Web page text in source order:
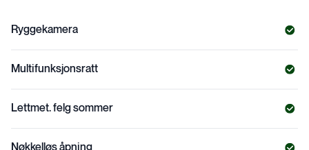
Ryggekamera
Multifunksjonsratt
Lettmet. felg sommer
Nøkkelløs åpning